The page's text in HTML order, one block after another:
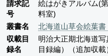
請求記
号
絵はがきアルバム(
料室)
叢書名
北海道山草会絵葉書
収載目
録名
明治大正期北海道写
目録編）（追加収載